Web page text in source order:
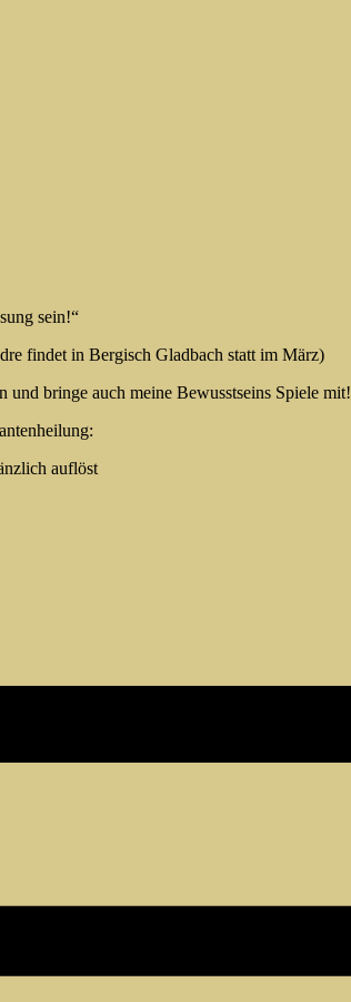
sein!“
findet in Bergisch Gladbach statt im März)
und bringe auch meine Bewusstseins Spiele mit!
auflöst